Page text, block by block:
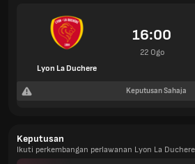
Lyon La Duchere
16:00
22 Ogo
Keputusan Sahaja
Keputusan
Ikuti perkembangan perlawanan Lyon La